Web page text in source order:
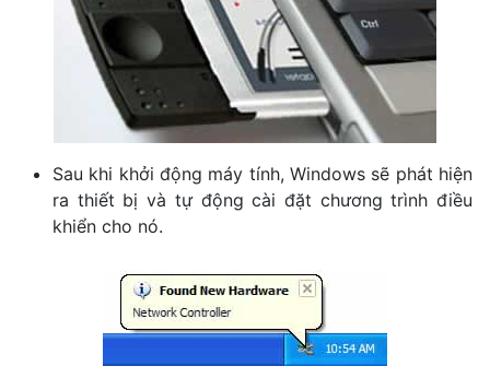
Sau khi khởi động máy tính, Windows sẽ phát hiện
ra thiết bị và tự động cài đặt chương trình điều
khiển cho nó.